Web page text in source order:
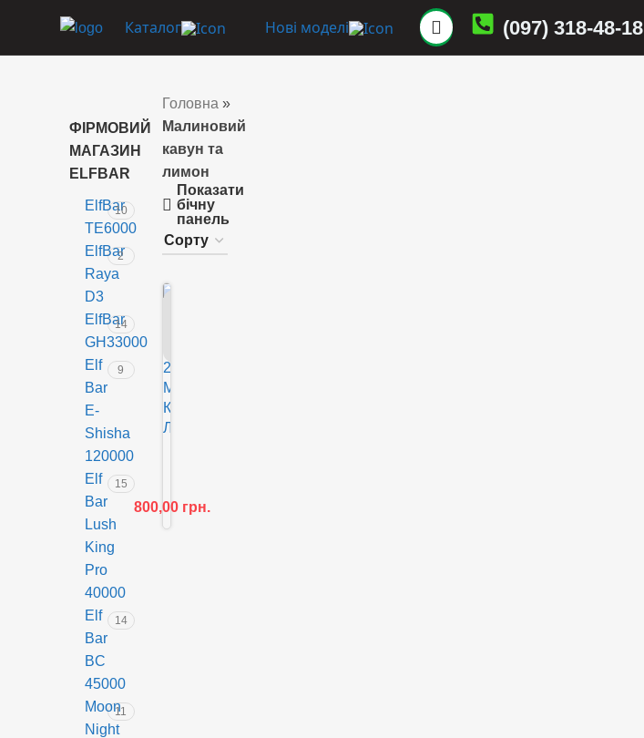
Каталог Нові моделі (097) 318-48-18
ФІРМОВИЙ
МАГАЗИН
ELFBAR
ElfBar
TE6000
10
ElfBar
Raya
D3
2
ElfBar
GH33000
14
Elf
Bar
E-
Shisha
120000
9
Elf
Bar
Lush
King
Pro
40000
15
Elf
Bar
BC
45000
14
Moon
Night
11
Головна »
Малиновий
кавун та
лимон
Показати
бічну
панель
B
800,00 грн.